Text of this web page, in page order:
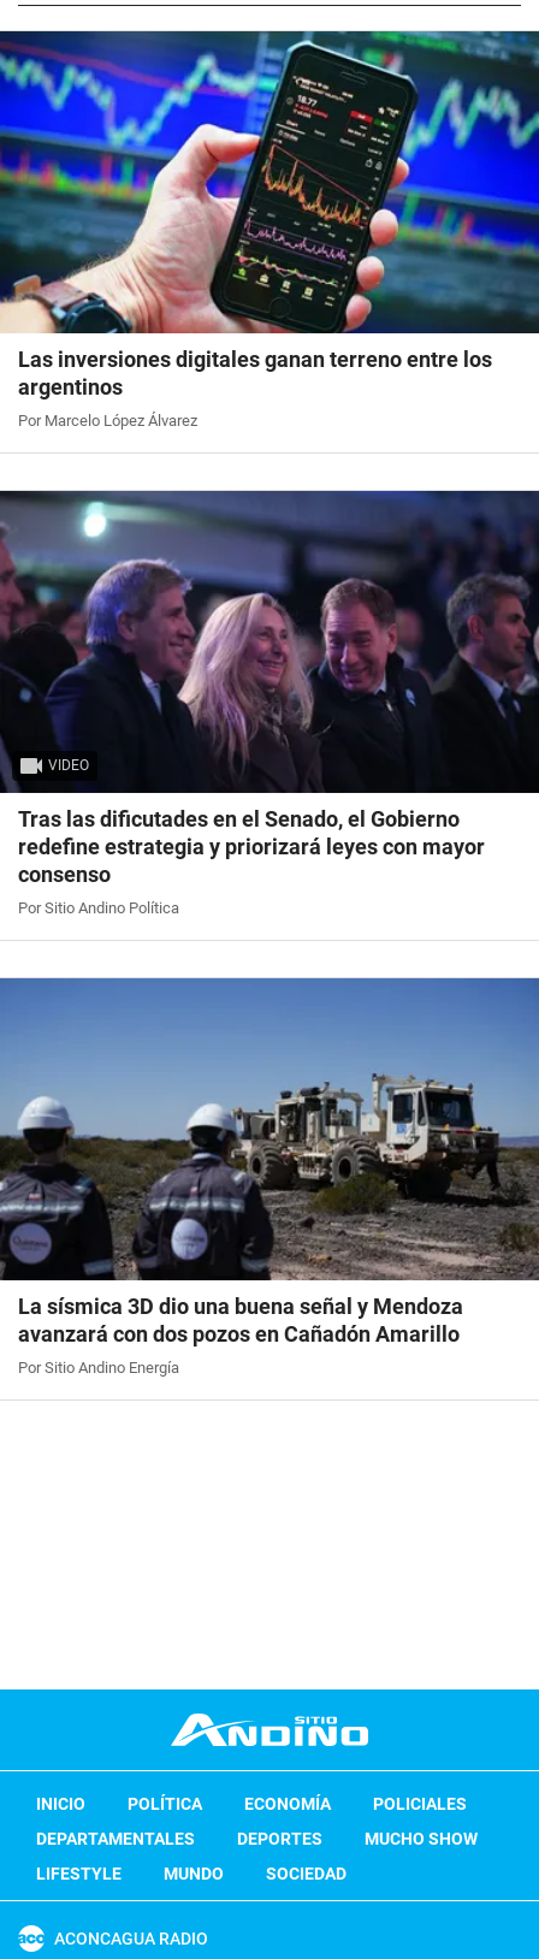
Las inversiones digitales ganan terreno entre los
argentinos
Por Marcelo López Álvarez
VIDEO
Tras las dificutades en el Senado, el Gobierno
redefine estrategia y priorizará leyes con mayor
consenso
Por Sitio Andino Política
La sísmica 3D dio una buena señal y Mendoza
avanzará con dos pozos en Cañadón Amarillo
Por Sitio Andino Energía
INICIO POLÍTICA ECONOMÍA
POLICIALES
DEPARTAMENTALES
DEPORTES
MUCHO SHOW
LIFESTYLE
MUNDO SOCIEDAD
ACONCAGUA RADIO